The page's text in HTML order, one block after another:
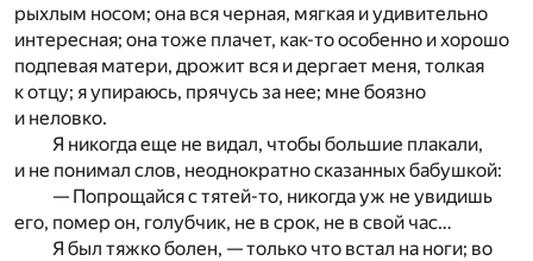
рыхлым носом; она вся черная, мягкая и удивительно
интересная; она тоже плачет, как-то особенно и хорошо
подпевая матери, дрожит вся и дергает меня, толкая
к отцу; я упираюсь, прячусь за нее; мне боязно
и неловко.
Я никогда еще не видал, чтобы большие плакали,
и не понимал слов, неоднократно сказанных бабушкой:
— Попрощайся с тятей-то, никогда уж не увидишь
его, помер он, голубчик, не в срок, не в свой час…
Я был тяжко болен, — только что встал на ноги; во